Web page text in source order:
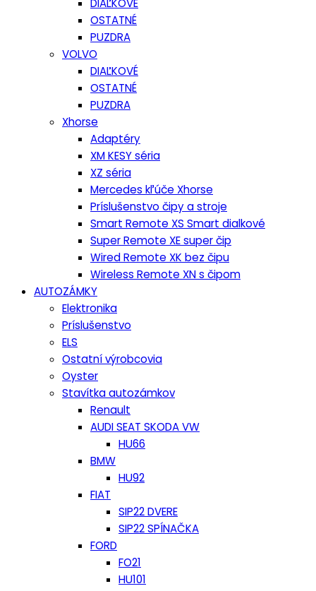
OSTATNÉ
PUZDRA
VOLVO
DIAĽKOVÉ
OSTATNÉ
PUZDRA
Xhorse
Adaptéry
XM KESY séria
XZ séria
Mercedes kľúče Xhorse
Príslušenstvo čipy a stroje
Smart Remote XS Smart dialkové
Super Remote XE super čip
Wired Remote XK bez čipu
Wireless Remote XN s čipom
AUTOZÁMKY
Elektronika
Príslušenstvo
ELS
Ostatní výrobcovia
Oyster
Stavítka autozámkov
Renault
AUDI SEAT SKODA VW
HU66
BMW
HU92
FIAT
SIP22 DVERE
SIP22 SPÍNAČKA
FORD
FO21
HU101